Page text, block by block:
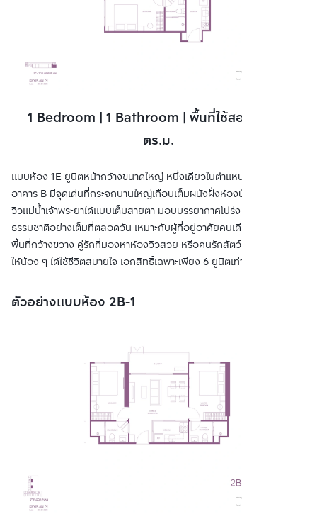
1 Bedroom | 1 Bathroom | พื้นที่ใช้สอย 46.50
ตร.ม.
แบบห้อง 1E ยูนิตหน้ากว้างขนาดใหญ่ หนึ่งเดียวในตำแหน่งพิเศษของ
อาคาร B มีจุดเด่นที่กระจกบานใหญ่เกือบเต็มผนังฝั่งห้องนั่งเล่น เปิดรับ
วิวแม่น้ำเจ้าพระยาได้แบบเต็มสายตา มอบบรรยากาศโปร่ง โล่ง และรับแสง
ธรรมชาติอย่างเต็มที่ตลอดวัน เหมาะกับผู้ที่อยู่อาศัยคนเดียวแต่ต้องการ
พื้นที่กว้างขวาง คู่รักที่มองหาห้องวิวสวย หรือคนรักสัตว์ที่ต้องการพื้นที่
ให้น้อง ๆ ได้ใช้ชีวิตสบายใจ เอกสิทธิ์เฉพาะเพียง 6 ยูนิตเท่านั้น
ตัวอย่างแบบห้อง 2B-1